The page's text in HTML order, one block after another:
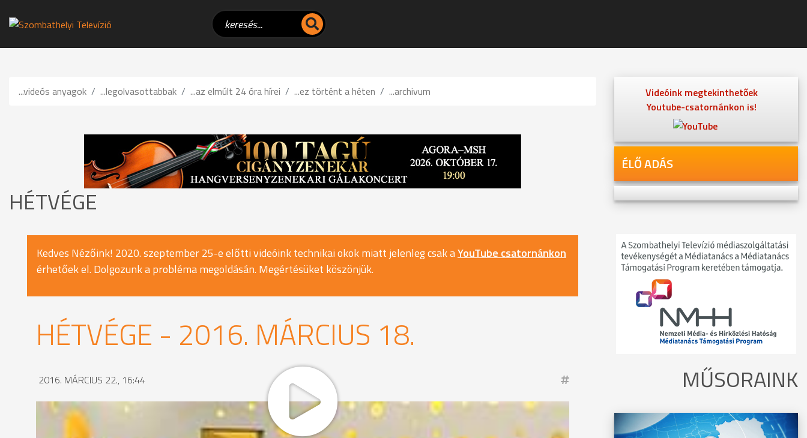
...videós anyagok ...legolvasottabbak ...az elmúlt 24 óra hírei ...ez történt a héten ...archivum
HÉTVÉGE
Kedves Nézőink! 2020. szeptember 25-e előtti videóink technikai okok miatt jelenleg csak aYouTube csatornánkon
érhetőek el. Dolgozunk a probléma megoldásán. Megértésüket köszönjük.
HÉTVÉGE - 2016. MÁRCIUS 18.
2016. MÁRCIUS 22., 16:44
Videóink megtekinthetőek
Youtube-csatornánkon is!
ÉLŐ ADÁS
MŰSORAINK